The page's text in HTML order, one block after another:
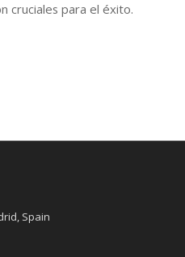
cruciales para el éxito.
Spain